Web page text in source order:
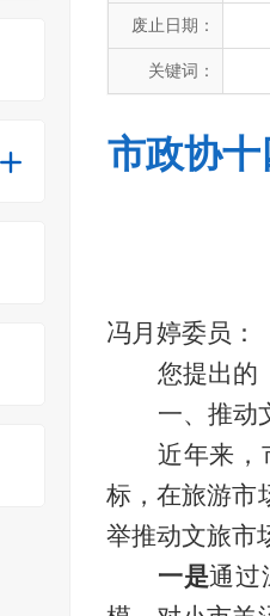
废止日期：
关键词：
市政协
冯月婷委员：
您提出的
一、推动
近年来，
标，在旅游市
举推动文旅市
一是通过